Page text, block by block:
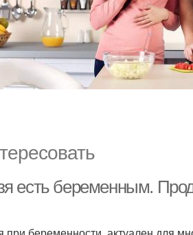
есть беременным.